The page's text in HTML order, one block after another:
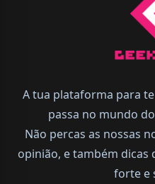
A tua plataforma para
passa no mundo
Não percas as nossas
opinião, e também dicas
forte e